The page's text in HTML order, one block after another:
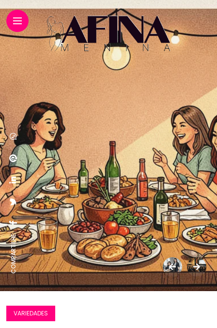
COMPARTILHE:
VARIEDADES